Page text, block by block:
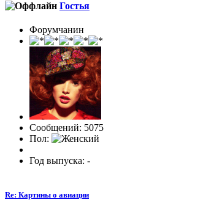
Гостья
Форумчанин
Сообщений: 5075
Пол:
Год выпуска: -
Re: Картины о авиации